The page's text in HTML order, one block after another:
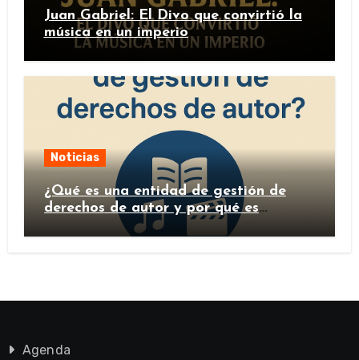
Juan Gabriel: El Divo que convirtió la
música en un imperio
Noticias
¿Qué es una entidad de gestión de
derechos de autor y por qué es
importante?
Agenda